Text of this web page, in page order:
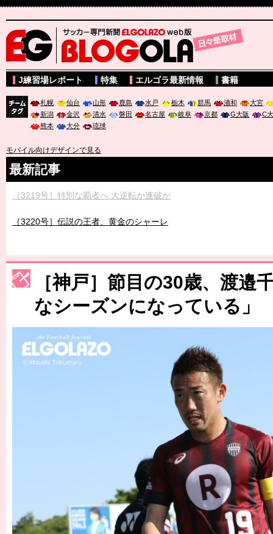
サッカー専門新聞ELGOLAZO web版 BLOGOLA
J練習場レポート 特集 エルゴラ最新情報 書籍
札幌 仙台 山形 鹿島 水戸 栃木 群馬 浦和
大宮
新潟
金沢 清水 磐田 名古屋 岐阜 京都 G大阪
C
熊本
大分 琉球
モバイル向けデザインで見る
最新記事
［3219号］特別な覇者へ 大逆転か連破か
［3220号］伝説の王者、黄金のシャーレ
［3230号］世界一への夢は終わらない
［3223号］一丸。日本出陣
［3222号］史上最大のW杯開幕 注目は「個」
長谷川 アーリアジャスールさんがシンポジウム「気候変動から命
［神戸］節目の30歳、渡邉
なシーズンになっている」